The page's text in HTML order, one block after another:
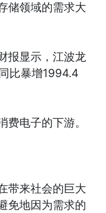
储领域的需求大
报显示，江波龙
比暴增1994.4
电子的下游。
带来社会的巨大
免地因为需求的